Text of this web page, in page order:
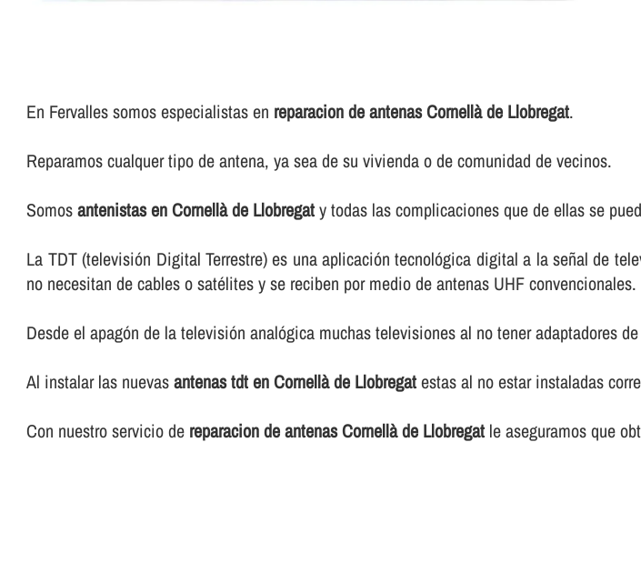
En Fervalles somos especialistas en reparacion de antenas Cornellà de Llobregat.
Reparamos cualquer tipo de antena, ya sea de su vivienda o de comunidad de vecinos.
Somosantenistas en Cornellà de Llobregaty todas las complicaciones que de ellas se
La TDT (televisión Digital Terrestre) es una aplicación tecnológica digital a la señal de
no necesitan de cables o satélites y se reciben por medio de antenas UHF convencionales.
Desde el apagón de la televisión analógica muchas televisiones al no tener adaptadores
Al instalar las nuevasantenas tdt en Cornellà de Llobregatestas al no estar instaladas
Con nuestro servicio de reparacion de antenas Cornellà de Llobregat le aseguramos que